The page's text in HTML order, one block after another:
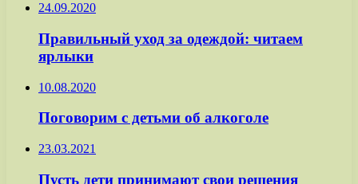
24.09.2020
Правильный уход за одеждой: читаем
ярлыки
10.08.2020
Поговорим с детьми об алкоголе
23.03.2021
Пусть дети принимают свои решения